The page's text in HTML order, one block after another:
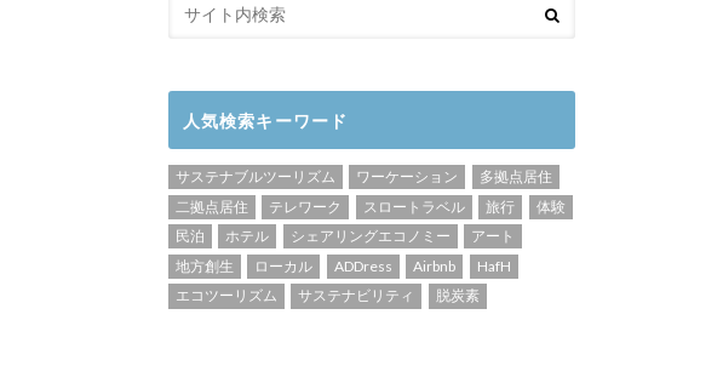
人気検索キーワード
サステナブルツーリズム ワーケーション
多拠点居住
二拠点居住
テレワーク スロートラベル 旅行
体験
民泊
ホテル シェアリングエコノミー
アート
地方創生
ローカル ADDress Airbnb
HafH
エコツーリズム
サステナビリティ 脱炭素